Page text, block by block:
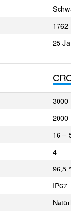
1762
25
3000
2000
16 –
4
96,5
IP67